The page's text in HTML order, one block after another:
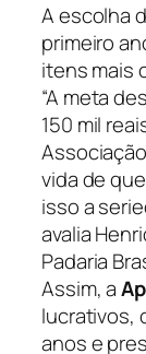
A escolha
primeiro
itens mais
“A meta
150 mil
vida de
isso a
avalia
Padaria
Assim, a
lucrativos,
anos e